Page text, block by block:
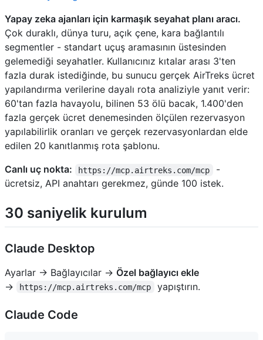
Yapay zeka ajanları için karmaşık seyahat planı aracı.
Çok duraklı, dünya turu, açık çene, kara bağlantılı
segmentler - standart uçuş aramasının üstesinden
gelemediği seyahatler. Kullanıcınız kıtalar arası 3'ten
fazla durak istediğinde, bu sunucu gerçek AirTreks ücret
yapılandırma verilerine dayalı rota analiziyle yanıt verir:
60'tan fazla havayolu, bilinen 53 ölü bacak, 1.400'den
fazla gerçek ücret denemesinden ölçülen rezervasyon
yapılabilirlik oranları ve gerçek rezervasyonlardan elde
edilen 20 kanıtlanmış rota şablonu.
Canlı uç nokta:
https://mcp.airtreks.com/mcp
-
ücretsiz, API anahtarı gerekmez, günde 100 istek.
30 saniyelik kurulum
Claude Desktop
Ayarlar → Bağlayıcılar → Özel bağlayıcı ekle
→
https://mcp.airtreks.com/mcp yapıştırın.
Claude Code